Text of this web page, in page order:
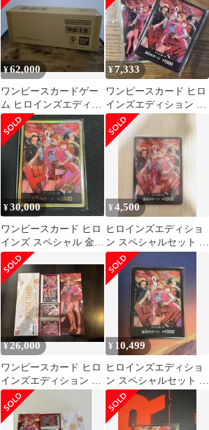
¥62,000
ワンピースカードゲー
ム ヒロインズエディシ
ョン スペシャルセット
商品説明必読
¥7,333
ワンピースカード ヒロ
インズエディション ス
ペシャルセット ドンカ
ード・スリーブ
¥30,000
ワンピースカード ヒロ
インズ スペシャル 金ド
ン 1枚
¥4,500
ヒロインズエディショ
ン スペシャルセット ド
ンカード 10枚 未開
封
¥26,000
ワンピースカード ヒロ
インズエディション ス
ペシャルセット
¥ 10,499
ヒロインズエディショ
ン スペシャルセット ド
ンカード 10枚 未開
封